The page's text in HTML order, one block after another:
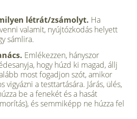
létrát/zsámolyt. Ha
valamit, nyúj­tózkodás helyett
sámlira.
Emlékezzen, hány­szor
hogy húzd ki magad, állj
most fogadjon szót, amikor
vigyázni a testtartására. Járás, ülés,
be a fenekét és a hasát
és semmiképp ne húzza fel